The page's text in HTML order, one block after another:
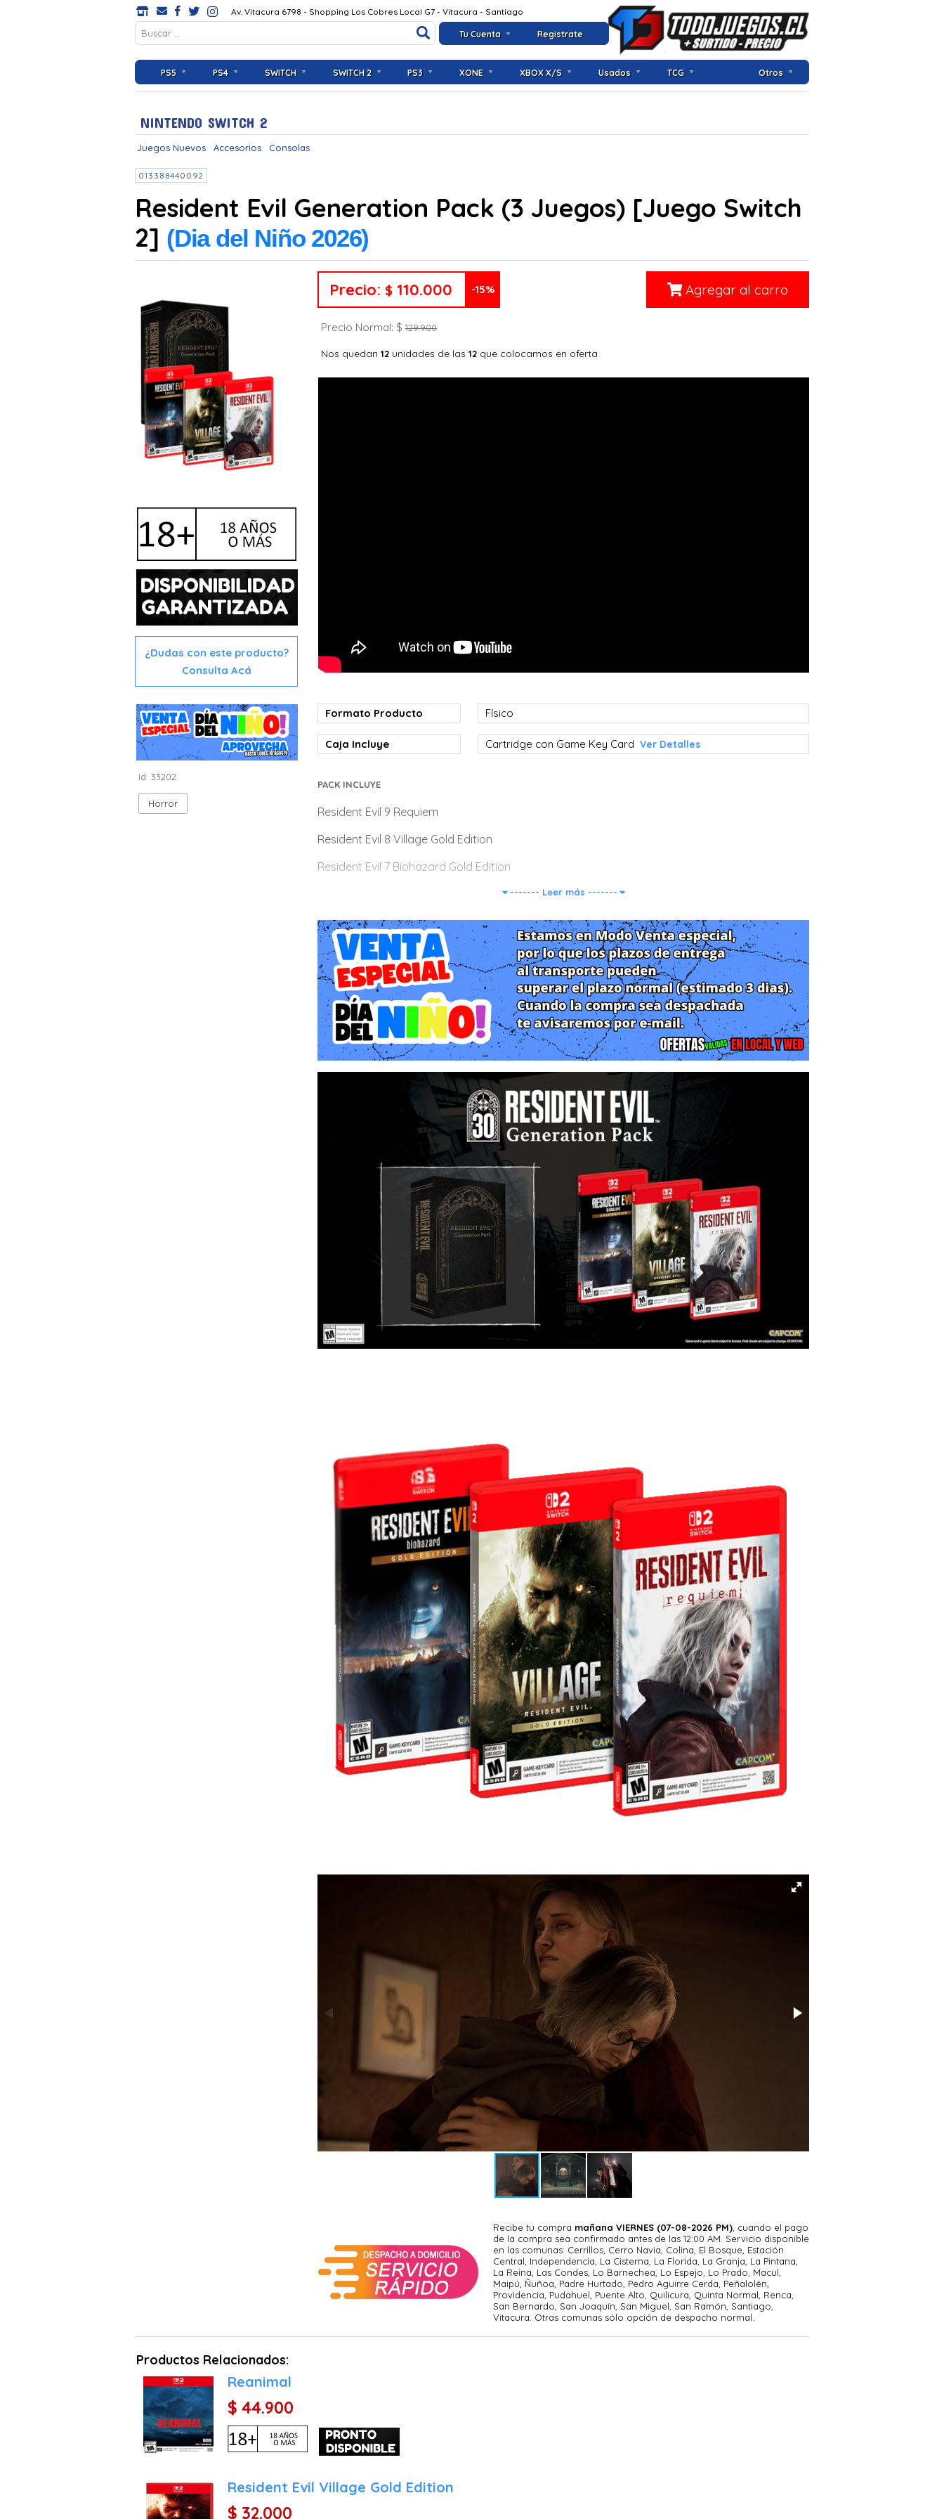
Tu Cuenta Registrate
Av. Vitacura 6798 - Shopping Los Cobres Local G7 - Vitacura - Santiago
PS5 PS4 SWITCH SWITCH 2 PS3 XONE XBOX X/S Usados TCG Otros
NINTENDO SWITCH 2
Juegos Nuevos Accesorios Consolas
013388440092
Resident Evil Generation Pack (3 Juegos) [Juego Switch
2] (Dia del Niño 2026)
¿Dudas con este producto?
Consulta Acá
Id: 33202
Horror
-15%
Precio: $ 110.000
Precio Normal: $ 129.900
Nos quedan 12 unidades de las 12 que colocamos en oferta
Agregar al carro
Formato Producto Físico
Caja Incluye Cartridge con Game Key Card Ver Detalles
PACK INCLUYE
Resident Evil 9 Requiem
Resident Evil 8 Village Gold Edition
Resident Evil 7 Biohazard Gold Edition
------- Leer más -------
Recibe tu compra mañana VIERNES (07-08-2026 PM) , cuando el pago
de la compra sea confirmado antes de las 12:00 AM. Servicio disponible
en las comunas: Cerrillos, Cerro Navia, Colina, El Bosque, Estación
Central, Independencia, La Cisterna, La Florida, La Granja, La Pintana,
La Reina, Las Condes, Lo Barnechea, Lo Espejo, Lo Prado, Macul,
Maipú, Ñuñoa, Padre Hurtado, Pedro Aguirre Cerda, Peñalolén,
Providencia, Pudahuel, Puente Alto, Quilicura, Quinta Normal, Renca,
San Bernardo, San Joaquín, San Miguel, San Ramón, Santiago,
Vitacura. Otras comunas sólo opción de despacho normal.
Productos Relacionados:
Reanimal
$ 44.900
Resident Evil Village Gold Edition
$ 32.000